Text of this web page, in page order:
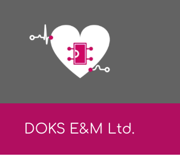
DOKS E&M Ltd.